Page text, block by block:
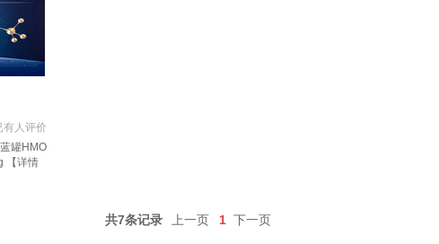
有人评价
罐HMO
【详情
共7条记录 上一页 1 下一页